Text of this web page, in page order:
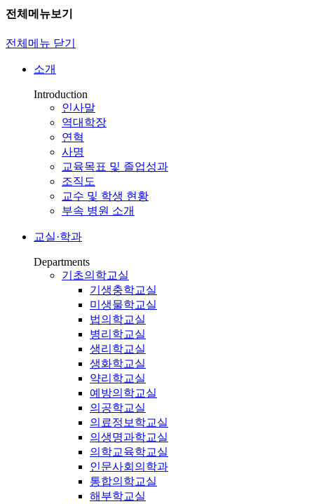
전체메뉴보기
전체메뉴 닫기
소개
Introduction
인사말
역대학장
연혁
사명
교육목표 및 졸업성과
조직도
교수 및 학생 현황
부속 병원 소개
교실·학과
Departments
기초의학교실
기생충학교실
미생물학교실
법의학교실
병리학교실
생리학교실
생화학교실
약리학교실
예방의학교실
의공학교실
의료정보학교실
의생명과학교실
의학교육학교실
인문사회의학과
통합의학교실
해부학교실